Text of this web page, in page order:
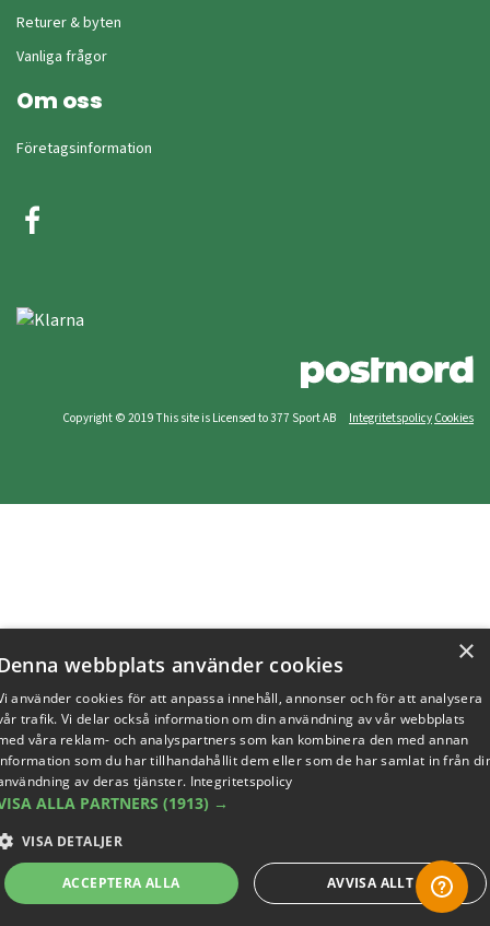
Returer & byten
Vanliga frågor
Om oss
Företagsinformation
Copyright © 2019 This site is Licensed to 377 Sport AB Integritetspolicy Cookies
×
webbplats använder cookies
använder cookies för att anpassa innehåll, annonser och för att analysera
trafik. Vi delar också information om din användning av vår webbplats
våra reklam- och analyspartners som kan kombinera den med annan
som du har tillhandahållit dem eller som de har samlat in från
av deras tjänster. Integritetspolicy
ALLA PARTNERS (1913) →
VISA DETALJER
ACCEPTERA ALLA AVVISA ALLT